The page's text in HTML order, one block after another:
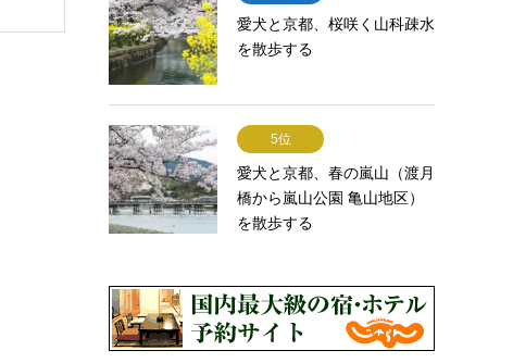
愛犬と京都、桜咲く山科疎水
を散歩する
5位
愛犬と京都、春の嵐山（渡月
橋から嵐山公園 亀山地区）
を散歩する